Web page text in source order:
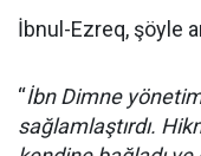
İbnul-Ezreq, şöyle
“İbn Dimne
sağlamlaştırdı.